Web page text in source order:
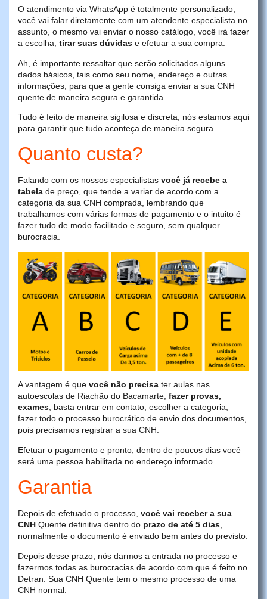
O atendimento via WhatsApp é totalmente personalizado,
você vai falar diretamente com um atendente especialista no
assunto, o mesmo vai enviar o nosso catálogo, você irá fazer
a escolha, tirar suas dúvidas e efetuar a sua compra.
Ah, é importante ressaltar que serão solicitados alguns
dados básicos, tais como seu nome, endereço e outras
informações, para que a gente consiga enviar a sua CNH
quente de maneira segura e garantida.
Tudo é feito de maneira sigilosa e discreta, nós estamos aqui
para garantir que tudo aconteça de maneira segura.
Quanto custa?
Falando com os nossos especialistas você já recebe a
tabela de preço, que tende a variar de acordo com a
categoria da sua CNH comprada, lembrando que
trabalhamos com várias formas de pagamento e o intuito é
fazer tudo de modo facilitado e seguro, sem qualquer
burocracia.
A vantagem é que você não precisa ter aulas nas
autoescolas de Riachão do Bacamarte, fazer provas,
exames, basta entrar em contato, escolher a categoria,
fazer todo o processo burocrático de envio dos documentos,
pois precisamos registrar a sua CNH.
Efetuar o pagamento e pronto, dentro de poucos dias você
será uma pessoa habilitada no endereço informado.
Garantia
Depois de efetuado o processo, você vai receber a sua
CNH Quente definitiva dentro do prazo de até 5 dias,
normalmente o documento é enviado bem antes do previsto.
Depois desse prazo, nós darmos a entrada no processo e
fazermos todas as burocracias de acordo com que é feito no
Detran. Sua CNH Quente tem o mesmo processo de uma
CNH normal.